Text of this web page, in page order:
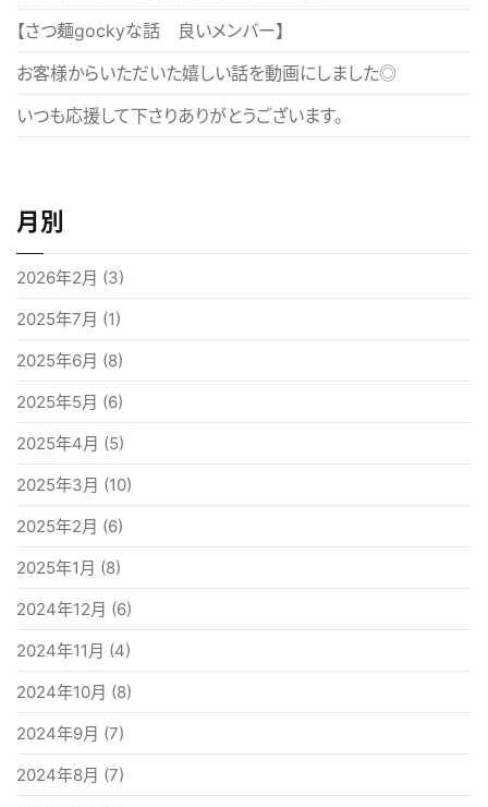
ン
【さつ麺gockyな話 良いメンバー】
お客様からいただいた嬉しい話を動画にしました◎
いつも応援して下さりありがとうございます。
月別
2026年2月 (3)
2025年7月 (1)
2025年6月 (8)
2025年5月 (6)
2025年4月 (5)
2025年3月 (10)
2025年2月 (6)
2025年1月 (8)
2024年12月 (6)
2024年11月 (4)
2024年10月 (8)
2024年9月 (7)
2024年8月 (7)